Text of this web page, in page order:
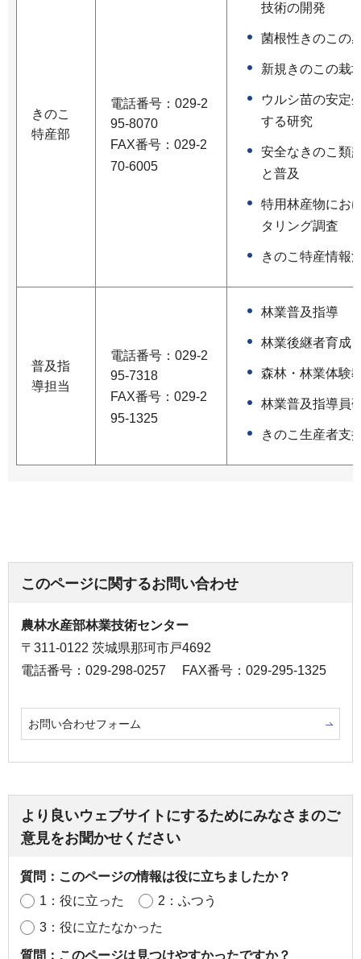
きのこ
特産部
電話番号：029-2
95-8070
FAX番号：029-2
70-6005
技術の開発
菌根性きのこの
新規きのこの栽
ウルシ苗の安定
する研究
安全なきのこ類
と普及
特用林産物にお
タリング調査
きのこ特産情報
普及指
導担当
電話番号：029-2
95-7318
FAX番号：029-2
95-1325
林業普及指導
林業後継者育成
森林・林業体験
林業普及指導員
きのこ生産者支
このページに関するお問い合わせ
農林水産部林業技術センター
〒311-0122 茨城県那珂市戸4692
電話番号：029-298-0257
FAX番号：029-295-1325
お問い合わせフォーム
より良いウェブサイトにするためにみなさまのご
意見をお聞かせください
質問：このページの情報は役に立ちましたか？
1：役に立った
2：ふつう
3：役に立たなかった
質問：このページは見つけやすかったですか？